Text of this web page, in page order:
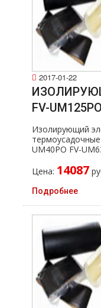
2017-01-22
FV-UM125PO
Изолирующий
UM40PO FV-
Цена: 14087
Подробнее